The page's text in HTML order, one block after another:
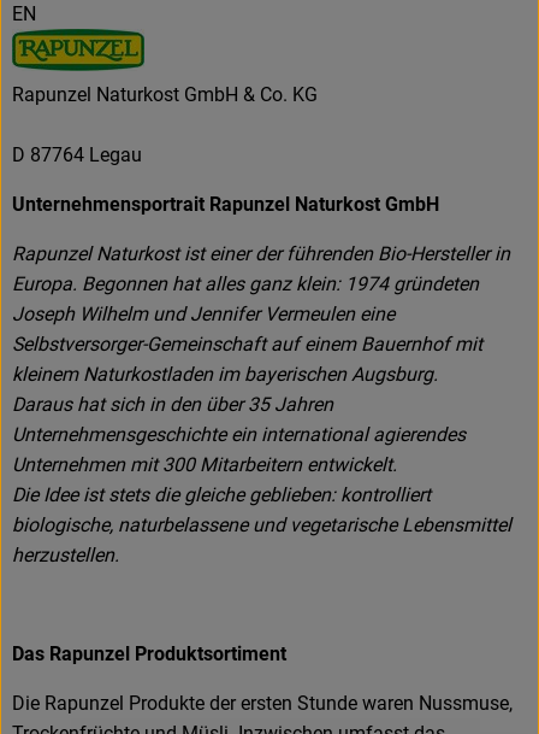
EN
Rapunzel Naturkost GmbH & Co. KG
D 87764 Legau
Unternehmensportrait Rapunzel Naturkost GmbH
Rapunzel Naturkost ist einer der führenden Bio-Hersteller in
Europa. Begonnen hat alles ganz klein: 1974 gründeten
Joseph Wilhelm und Jennifer Vermeulen eine
Selbstversorger-Gemeinschaft auf einem Bauernhof mit
kleinem Naturkostladen im bayerischen Augsburg.
Daraus hat sich in den über 35 Jahren
Unternehmensgeschichte ein international agierendes
Unternehmen mit 300 Mitarbeitern entwickelt.
Die Idee ist stets die gleiche geblieben: kontrolliert
biologische, naturbelassene und vegetarische Lebensmittel
herzustellen.
Das Rapunzel Produktsortiment
Die Rapunzel Produkte der ersten Stunde waren Nussmuse,